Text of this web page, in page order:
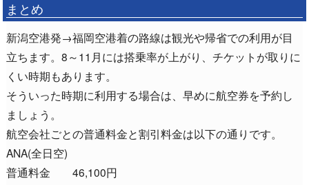
まとめ
新潟空港発→福岡空港着の路線は観光や帰省での利用が目
立ちます。8～11月には搭乗率が上がり、チケットが取りに
くい時期もあります。
そういった時期に利用する場合は、早めに航空券を予約し
ましょう。
航空会社ごとの普通料金と割引料金は以下の通りです。
ANA(全日空)
普通料金 46,100円